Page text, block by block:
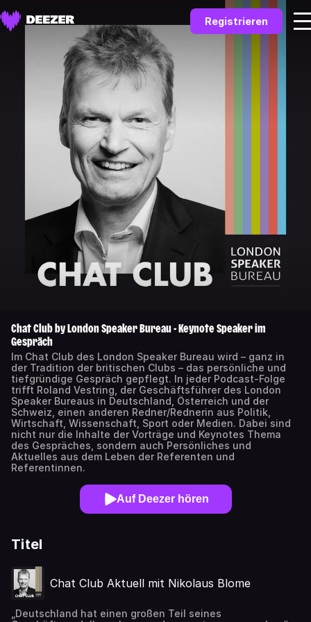
Registrieren
Chat Club by London Speaker Bureau - Keynote Speaker im
Gespräch
Im Chat Club des London Speaker Bureau wird – ganz in
der Tradition der britischen Clubs – das persönliche und
tiefgründige Gespräch gepflegt. In jeder Podcast-Folge
trifft Roland Vestring, der Geschäftsführer des London
Speaker Bureaus in Deutschland, Österreich und der
Schweiz, einen anderen Redner/Rednerin aus Politik,
Wirtschaft, Wissenschaft, Sport oder Medien. Dabei sind
nicht nur die Inhalte der Vorträge und Keynotes Thema
des Gespräches, sondern auch Persönliches und
Aktuelles aus dem Leben der Referenten und
Referentinnen.
Auf Deezer hören
Titel
Chat Club Aktuell mit Nikolaus Blome
„Deutschland hat einen großen Teil seines